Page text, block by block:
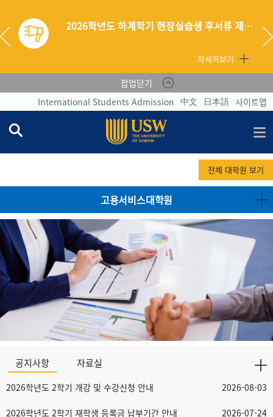
2026학년도 하계학기 현장실습생 후서류 제출 안내
자세히보기
팝업닫기
International Students Admission 中文 日本語 사이트맵
전체 대학원 보기
고용서비스대학원
공지사항
2026학년도 2학기 개강 및 수강신청 안내 2026-08-03
2026학년도 2학기 재학생 등록금 납부기간 안내 2026-07-24
자료실